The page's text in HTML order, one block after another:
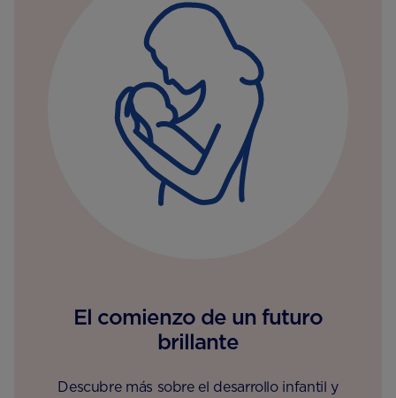
El comienzo de un futuro
brillante
Descubre más sobre el desarrollo infantil y